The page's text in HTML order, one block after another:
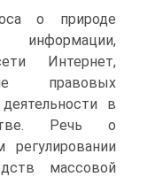
о природе
Интернет,
правовых
в
Речь о
регулировании
массовой